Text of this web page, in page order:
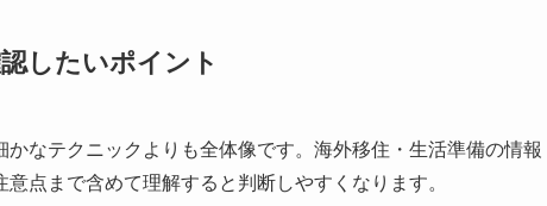
したいポイント
なテクニックよりも全体像です。海外移住・生活準備の情報
点まで含めて理解すると判断しやすくなります。